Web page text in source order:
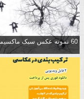
60 نمونه عکس سبک ماکسیمالیسم